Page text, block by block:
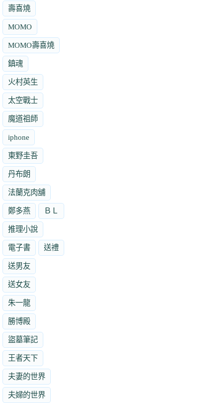
壽喜燒
MOMO
MOMO壽喜燒
鎮魂
火村英生
太空戰士
魔道祖師
iphone
東野圭吾
丹布朗
法蘭克肉舖
鄭多燕 ＢＬ
推理小說
電子書 送禮
送男友
送女友
朱一龍
勝博殿
盜墓筆記
王者天下
夫妻的世界
夫婦的世界